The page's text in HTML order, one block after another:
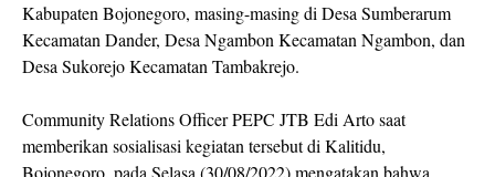
Kabupaten Bojonegoro, masing-masing di Desa Sumberarum
Kecamatan Dander, Desa Ngambon Kecamatan Ngambon, dan
Desa Sukorejo Kecamatan Tambakrejo.
Community Relations Officer PEPC JTB Edi Arto saat
memberikan sosialisasi kegiatan tersebut di Kalitidu,
Bojonegoro, pada Selasa (30/08/2022) mengatakan bahwa